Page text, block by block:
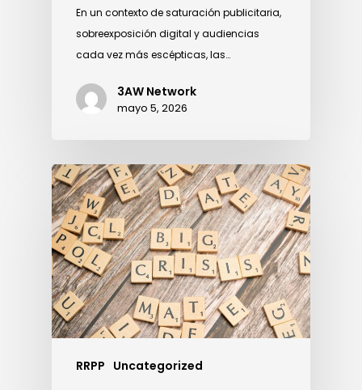
En un contexto de saturación publicitaria,
sobreexposición digital y audiencias
cada vez más escépticas, las…
3AW Network
mayo 5, 2026
RRPP Uncategorized